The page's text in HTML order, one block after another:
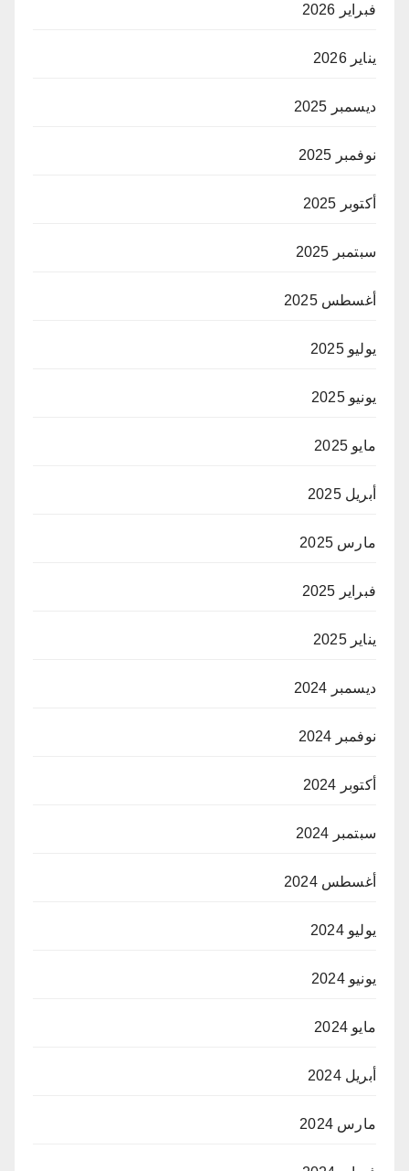
فبراير 2026
يناير 2026
ديسمبر 2025
نوفمبر 2025
أكتوبر 2025
سبتمبر 2025
أغسطس 2025
يوليو 2025
يونيو 2025
مايو 2025
أبريل 2025
مارس 2025
فبراير 2025
يناير 2025
ديسمبر 2024
نوفمبر 2024
أكتوبر 2024
سبتمبر 2024
أغسطس 2024
يوليو 2024
يونيو 2024
مايو 2024
أبريل 2024
مارس 2024